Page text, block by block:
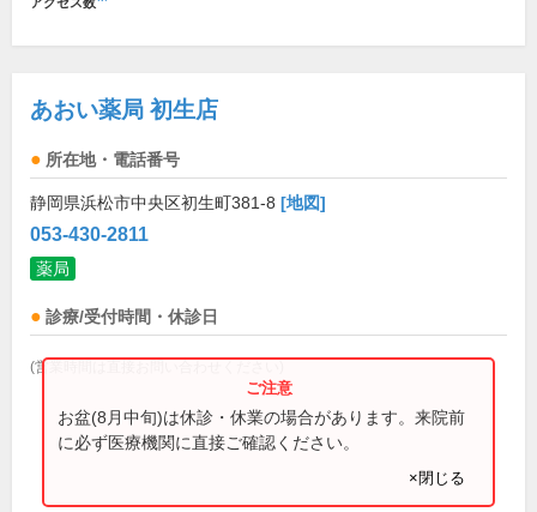
あおい薬局 初生店
所在地・電話番号
静岡県浜松市中央区初生町381-8 [地図]
053-430-2811
薬局
診療/受付時間・休診日
(営業時間は直接お問い合わせください)
お盆(8月中旬)は休診・休業の場合があります。来院前
に必ず医療機関に直接ご確認ください。
×閉じる